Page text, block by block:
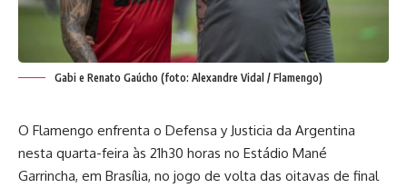
Gabi e Renato Gaúcho (foto: Alexandre Vidal / Flamengo)
O Flamengo enfrenta o Defensa y Justicia da Argentina
nesta quarta-feira às 21h30 horas no Estádio Mané
Garrincha, em Brasília, no jogo de volta das oitavas de final